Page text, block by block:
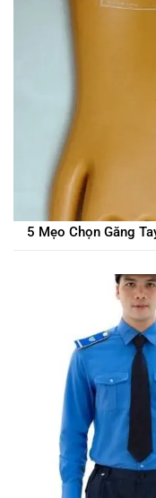
5 Mẹo Chọn Găng